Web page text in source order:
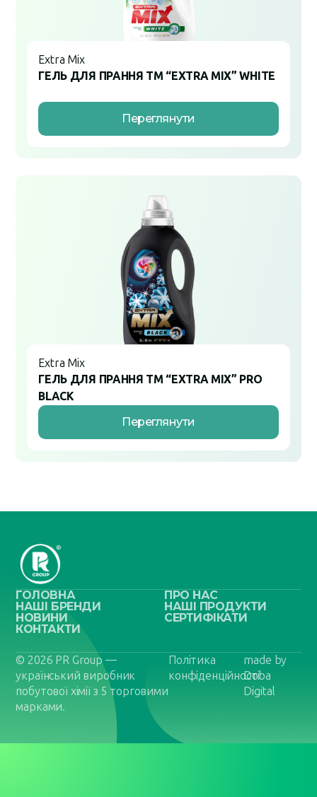
Extra Mix
ГЕЛЬ ДЛЯ ПРАННЯ ТМ “EXTRA MIX” WHITE
Переглянути
Extra Mix
ГЕЛЬ ДЛЯ ПРАННЯ ТМ “EXTRA MIX” PRO
BLACK
Переглянути
ГОЛОВНА
ПРО НАС
НАШІ БРЕНДИ
НАШІ ПРОДУКТИ
НОВИНИ
СЕРТИФІКАТИ
КОНТАКТИ
© 2026 PR Group —
український виробник
побутової хімії з 5 торговими
марками.
Політика
конфіденційності
made by
Doba
Digital